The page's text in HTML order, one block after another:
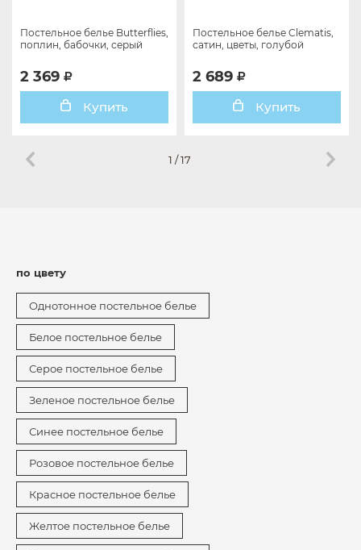
Постельное белье Butterflies,
поплин, бабочки, серый
2 369
Купить
Постельное белье Clematis,
сатин, цветы, голубой
2 689
Купить
1 /17
по цвету
Однотонное постельное белье
Белое постельное белье
Серое постельное белье
Зеленое постельное белье
Синее постельное белье
Розовое постельное белье
Красное постельное белье
Желтое постельное белье